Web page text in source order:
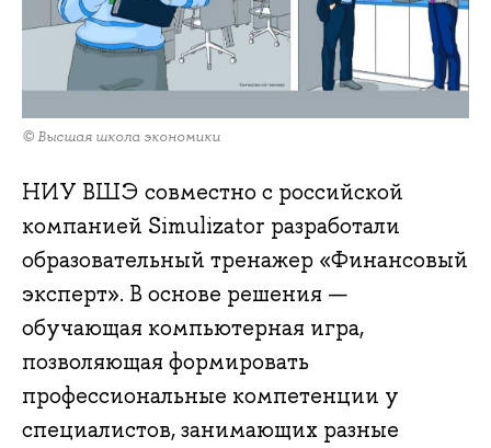
© Высшая школа экономики
НИУ ВШЭ совместно с российской
компанией Simulizator разработали
образовательный тренажер «Финансовый
эксперт». В основе решения —
обучающая компьютерная игра,
позволяющая формировать
профессиональные компетенции у
специалистов, занимающих разные